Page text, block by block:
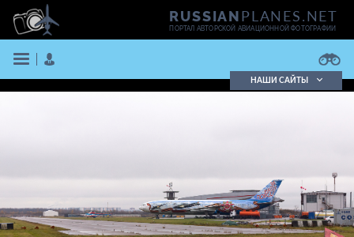
RUSSIANPLANES.NET
ПОРТАЛ АВТОРСКОЙ АВИАЦИОННОЙ ФОТОГРАФИИ
НАШИ САЙТЫ